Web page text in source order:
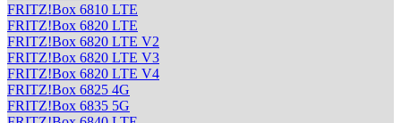
FRITZ!Box 6810 LTE
FRITZ!Box 6820 LTE
FRITZ!Box 6820 LTE V2
FRITZ!Box 6820 LTE V3
FRITZ!Box 6820 LTE V4
FRITZ!Box 6825 4G
FRITZ!Box 6835 5G